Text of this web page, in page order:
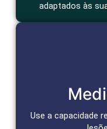
adaptados às
Use a capacidade
Células-tronco e
e